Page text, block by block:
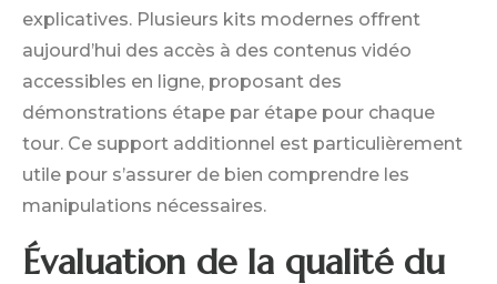
explicatives. Plusieurs kits modernes offrent
aujourd’hui des accès à des contenus vidéo
accessibles en ligne, proposant des
démonstrations étape par étape pour chaque
tour. Ce support additionnel est particulièrement
utile pour s’assurer de bien comprendre les
manipulations nécessaires.
Évaluation de la qualité du